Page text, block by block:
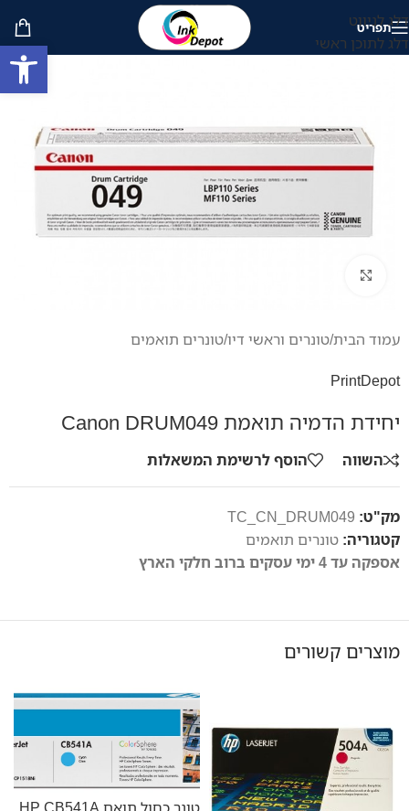
דלג לניווט
דלג לתוכן ראשי
תפריט
עמוד הבית/טונרים וראשי דיו/טונרים תואמים
PrintDepot
יחידת הדמיה תואמת Canon DRUM049
השווה הוסף לרשימת המשאלות
מק"ט: TC_CN_DRUM049
קטגוריה: טונרים תואמים
אספקה עד 4 ימי עסקים ברוב חלקי הארץ
מוצרים קשורים
פתח